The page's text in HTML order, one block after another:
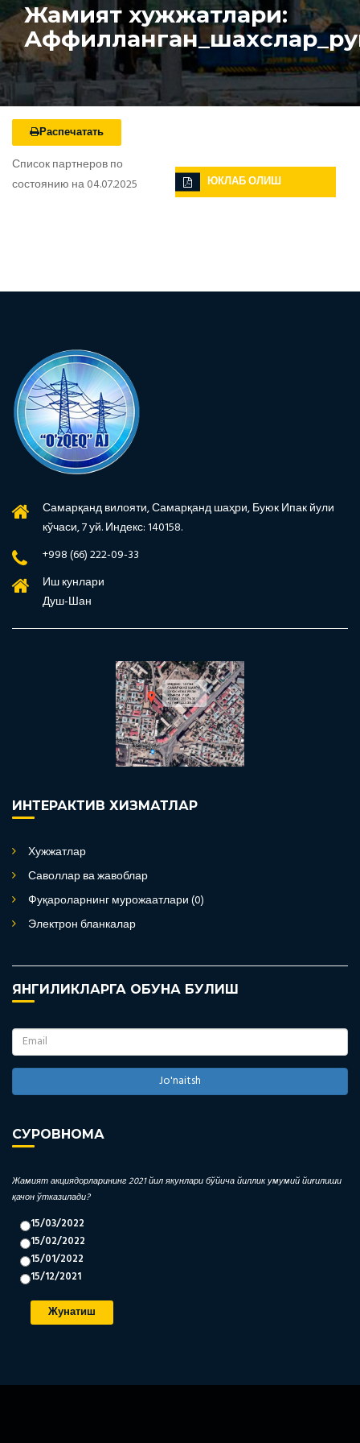
Жамият хужжатлари:
Распечатать
ЮКЛАБ ОЛИШ
Список партнеров по
состоянию на 04.07.2025
Самарқанд вилояти, Самарқанд шаҳри, Буюк Ипак йули
кўчаси, 7 уй. Индекс: 140158.
+998 (66) 222-09-33
Иш кунлари
Душ-Шан
ИНТЕРАКТИВ ХИЗМАТЛАР
Хужжатлар
Саволлар ва жавоблар
Фуқароларнинг мурожаатлари (0)
Электрон бланкалар
ЯНГИЛИКЛАРГА ОБУНА БУЛИШ
Jo'naitsh
СУРОВНОМА
Жамият акциядорларининг 2021 йил якунлари бўйича йиллик умумий йиғилиши
қачон ўтказилади?
15/03/2022
15/02/2022
15/01/2022
15/12/2021